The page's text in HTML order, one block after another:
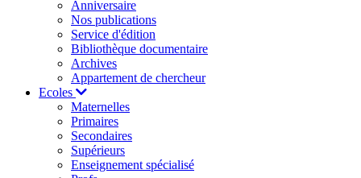
Anniversaire
Nos publications
Service d'édition
Bibliothèque documentaire
Archives
Appartement de chercheur
Ecoles
Maternelles
Primaires
Secondaires
Supérieurs
Enseignement spécialisé